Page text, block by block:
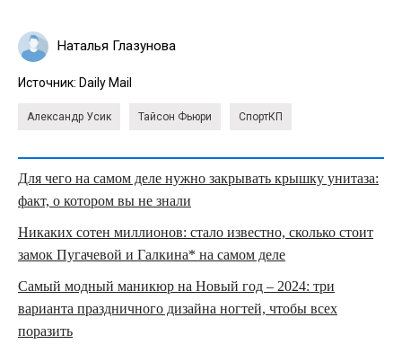
Наталья Глазунова
Источник: Daily Mail
Александр Усик Тайсон Фьюри СпортКП
Для чего на самом деле нужно закрывать крышку унитаза:
факт, о котором вы не знали
Никаких сотен миллионов: стало известно, сколько стоит
замок Пугачевой и Галкина* на самом деле
Самый модный маникюр на Новый год – 2024: три
варианта праздничного дизайна ногтей, чтобы всех
поразить